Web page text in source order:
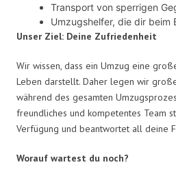
Transport von sperrigen
Umzugshelfer, die dir beim
Unser Ziel: Deine Zufriedenheit
Wir wissen, dass ein Umzug eine
Leben darstellt. Daher legen wir
während des gesamten
freundliches und kompetentes Team
Verfügung und beantwortet all deine
Worauf wartest du noch?